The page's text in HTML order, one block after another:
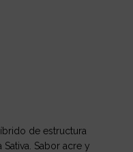
de estructura
Sabor acre y